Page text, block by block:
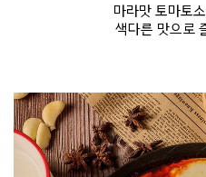
마라맛 토마토
색다른 맛으로